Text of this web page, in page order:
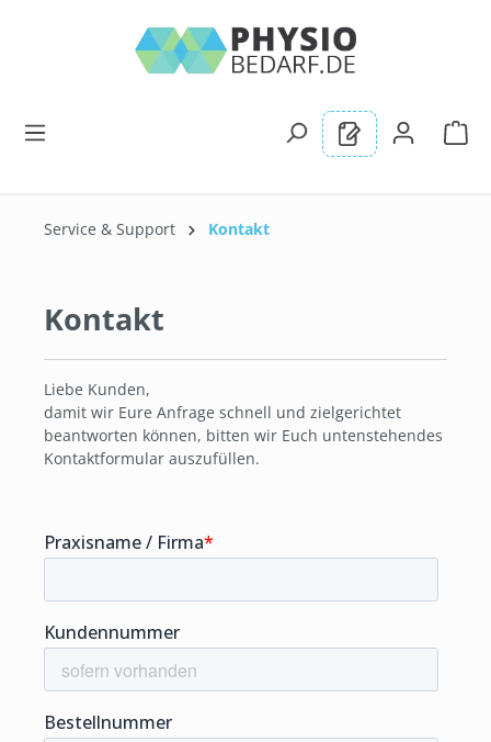
Service & Support Kontakt
Kontakt
Liebe Kunden,
damit wir Eure Anfrage schnell und zielgerichtet
beantworten können, bitten wir Euch untenstehendes
Kontaktformular auszufüllen.